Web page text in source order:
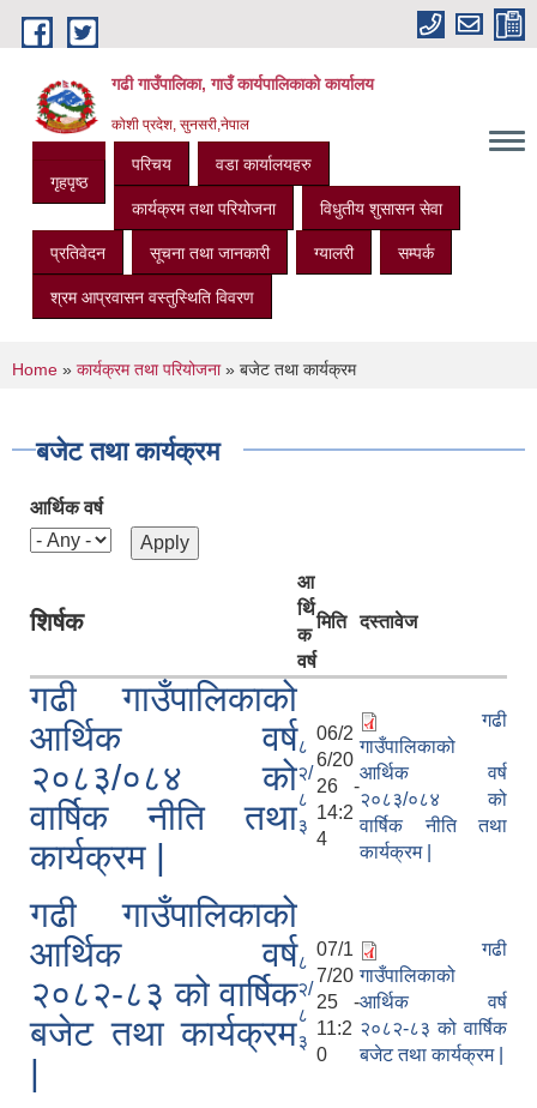
Skip to main content
गढी गाउँपालिका, गाउँ कार्यपालिकाको कार्यालय
कोशी प्रदेश, सुनसरी,नेपाल
गृहपृष्ठ
परिचय वडा कार्यालयहरु
कार्यक्रम तथा परियोजना विधुतीय शुसासन सेवा
प्रतिवेदन सूचना तथा जानकारी ग्यालरी सम्पर्क
श्रम आप्रवासन वस्तुस्थिति विवरण
You are here
Home » कार्यक्रम तथा परियोजना» बजेट तथा कार्यक्रम
बजेट तथा कार्यक्रम
आर्थिक वर्ष
शिर्षक
आ
र्थि
क
वर्ष
मिति दस्तावेज
गढी गाउँपालिकाको
आर्थिक वर्ष
२०८३/०८४ को
वार्षिक नीति तथा
कार्यक्रम |
८
२/
८
३
06/2
6/20
26 -
14:2
4
गढी
गाउँपालिकाको
आर्थिक वर्ष
२०८३/०८४ को
वार्षिक नीति तथा
कार्यक्रम |
गढी गाउँपालिकाको
आर्थिक वर्ष
२०८२-८३ को वार्षिक
बजेट तथा कार्यक्रम
|
८
२/
८
३
07/1
7/20
25 -
11:2
0
गढी
गाउँपालिकाको
आर्थिक वर्ष
२०८२-८३ को वार्षिक
बजेट तथा कार्यक्रम |